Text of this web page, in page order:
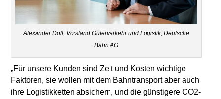
Alexander Doll, Vorstand Güterverkehr und Logistik, Deutsche
Bahn AG
„Für unsere Kunden sind Zeit und Kosten wichtige
Faktoren, sie wollen mit dem Bahntransport aber auch
ihre Logistikketten absichern, und die günstigere CO2-